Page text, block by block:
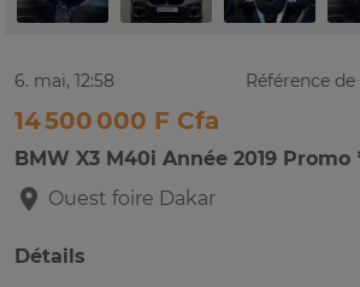
6. mai, 12:58 Référence
14 500 000 F Cfa
BMW X3 M40i Année 2019 Promo
Ouest foire Dakar
Détails